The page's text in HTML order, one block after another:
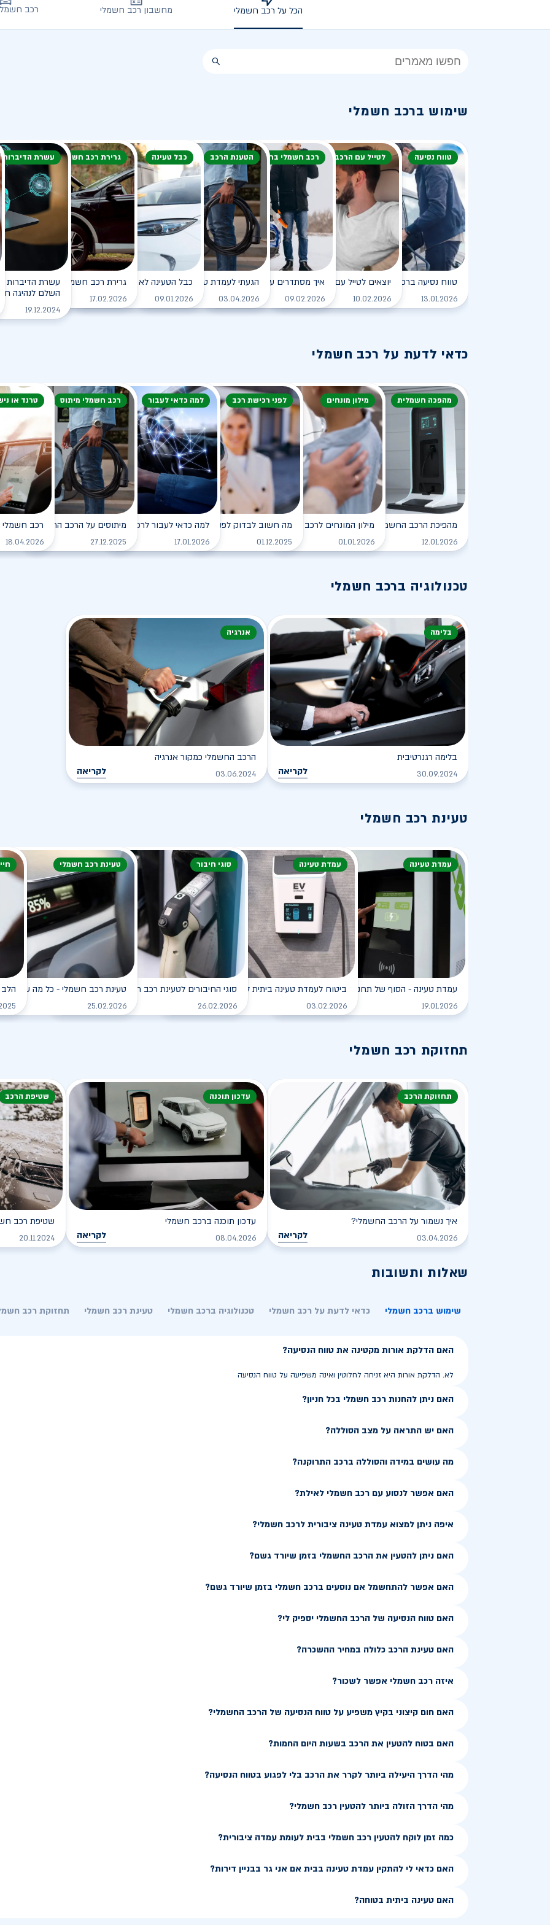
הכל על רכב חשמלי מחשבון רכב חשמלי רכב
הכל
חשמלי
שימוש ברכב חשמלי
טווח נסיעה
טווח נסיעה ברכב חשמלי - כל מה שצריך לדעת
13.01.2026 לקריאה
לטייל עם הרכב
יוצאים לטייל עם רכב חשמלי
10.02.2026 לקריאה
רכב חשמלי בחורף
איך מסתדרים עם הרכב החשמלי בחורף?
09.02.2026 לקריאה
הטענת הרכב
הגעתי לעמדת טעינה, מה עלי לעשות?
03.04.2026 לקריאה
כבל טעינה
כבל הטעינה לא משתחרר מהרכב. מה עושים?
09.01.2026 לקריאה
גרירת רכב חשמלי
גרירת רכב חשמלי - מה עושים?
17.02.2026
עשרת הדיברות
עשרת הדיברות
השלם לנהיגה
19.12.2024
כדאי לדעת על רכב חשמלי
מהפכה חשמלית
מהפיכת הרכב החשמלי
12.01.2026 לקריאה
מילון מונחים
מילון המונחים לרכב החשמלי
01.01.2026 לקריאה
לפני רכישת רכב
מה חשוב לבדוק לפני רכישת רכב חשמלי?
01.12.2025 לקריאה
למה כדאי לעבור
למה כדאי לעבור לרכב חשמלי?
17.01.2026 לקריאה
רכב חשמלי מיתוס
מיתוסים על הרכב החשמלי שכדאי
27.12.2025
טרנד או
רכב חשמלי
18.04.2026
טכנולוגיה ברכב חשמלי
בלימה
בלימה רגנרטיבית
30.09.2024 לקריאה
אנרגיה
הרכב החשמלי כמקור אנרגיה
03.06.2024 לקריאה
טעינת רכב חשמלי
עמדת טעינה
עמדת טעינה - הסוף של תחנת הדלק?
19.01.2026 לקריאה
עמדת טעינה
ביטוח לעמדת טעינה ביתית לרכב החשמלי
03.02.2026
סוגי חיבור
סוגי החיבורים לטעינת רכב חשמלי
26.02.2026
טעינת רכב חשמלי
טעינת רכב חשמלי - כל מה שצריך
25.02.2026
תחזוקת רכב חשמלי
תחזוקת הרכב
איך נשמור על הרכב החשמלי?
03.04.2026 לקריאה
עדכון תוכנה
עדכון תוכנה ברכב חשמלי
08.04.2026 לקריאה
שטיפת הרכב
שטיפת רכב
20.11.2024
שאלות ותשובות
שימוש ברכב חשמלי כדאי לדעת על רכב חשמלי טכנולוגיה ברכב חשמלי טעינת רכב חשמלי תחזוקת רכב
האם הדלקת אורות מקטינה את טווח הנסיעה?
לא. הדלקת אורות היא זניחה לחלוטין ואינה משפיעה על טווח הנסיעה
האם ניתן להחנות רכב חשמלי בכל חניון?
האם יש התראה על מצב הסוללה?
מה עושים במידה והסוללה ברכב התרוקנה?
האם אפשר לנסוע עם רכב חשמלי לאילת?
איפה ניתן למצוא עמדת טעינה ציבורית לרכב חשמלי?
האם ניתן להטעין את הרכב החשמלי בזמן שיורד גשם?
האם אפשר להתחשמל אם נוסעים ברכב חשמלי בזמן שיורד גשם?
האם טווח הנסיעה של הרכב החשמלי יספיק לי?
האם טעינת הרכב כלולה במחיר ההשכרה?
איזה רכב חשמלי אפשר לשכור?
האם חום קיצוני בקיץ משפיע על טווח הנסיעה של הרכב החשמלי?
האם בטוח להטעין את הרכב בשעות היום החמות?
מהי הדרך היעילה ביותר לקרר את הרכב בלי לפגוע בטווח הנסיעה?
מהי הדרך הזולה ביותר להטעין רכב חשמלי?
כמה זמן לוקח להטעין רכב חשמלי בבית לעומת עמדה ציבורית?
האם כדאי לי להתקין עמדת טעינה בבית אם אני גר בבניין דירות?
האם טעינה ביתית בטוחה?